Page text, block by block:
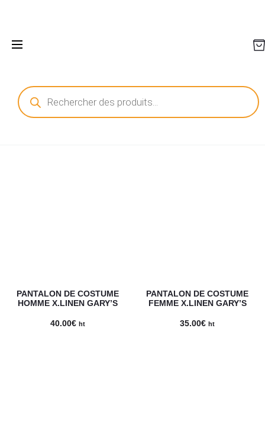
Recherche
de
produits
PANTALON DE COSTUME
HOMME X.LINEN GARY’S
40.00€ ht
PANTALON DE COSTUME
FEMME X.LINEN GARY’S
35.00€ ht